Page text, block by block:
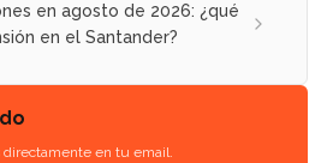
en agosto de 2026: ¿qué
en el Santander?
en tu email.